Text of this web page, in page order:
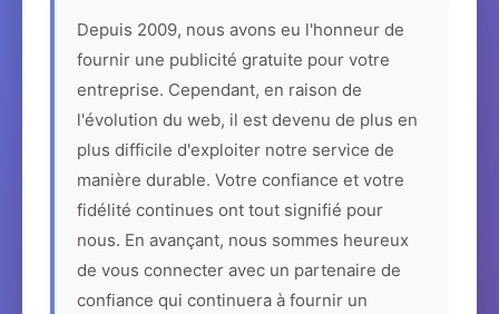
Depuis 2009, nous avons eu l'honneur de
fournir une publicité gratuite pour votre
entreprise. Cependant, en raison de
l'évolution du web, il est devenu de plus en
plus difficile d'exploiter notre service de
manière durable. Votre confiance et votre
fidélité continues ont tout signifié pour
nous. En avançant, nous sommes heureux
de vous connecter avec un partenaire de
confiance qui continuera à fournir un